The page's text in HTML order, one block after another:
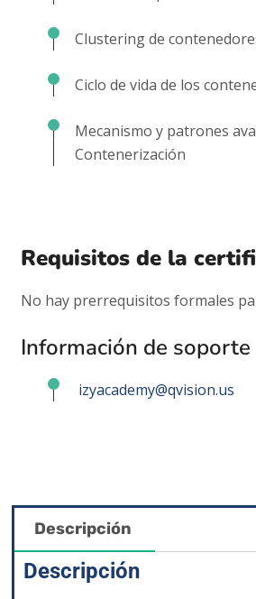
Clustering de
Ciclo de vida de los
Mecanismo y patrones
Contenerización
Requisitos de la
No hay prerrequisitos formales
Información de soporte
izyacademy@qvision.us
Descripción
Descripción